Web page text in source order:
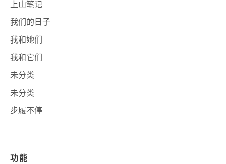
上山笔记
我们的日子
我和她们
我和它们
未分类
未分类
步履不停
功能